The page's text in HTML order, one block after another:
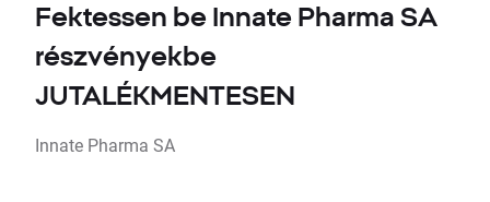
Fektessen be Innate Pharma SA
részvényekbe
JUTALÉKMENTESEN
Innate Pharma SA